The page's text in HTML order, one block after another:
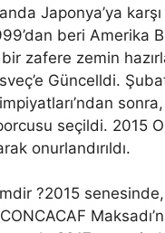
Japonya’ya
beri Amerika
zafere zemin
Güncelldi.
seçildi. 2015
onurlandırıldı.
2015 senesinde,